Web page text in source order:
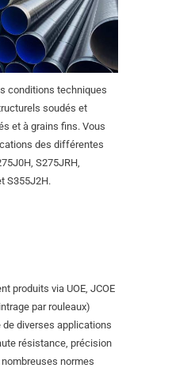
conditions techniques
soudés et
et à grains fins. Vous
des différentes
S275JRH,
S355J2H.
produits via UOE, JCOE
par rouleaux)
diverses applications
résistance, précision
normes